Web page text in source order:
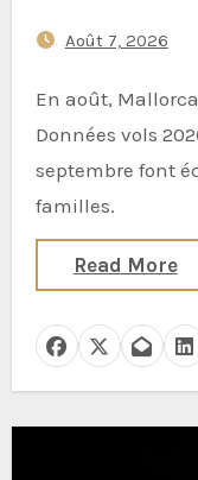
ou fin
le prix des
(Astuces
données
Août 7, 2026
En août, Mallorca coûte jusqu’à 40 % plus cher.
Données vols
septembre font
familles.
Read More